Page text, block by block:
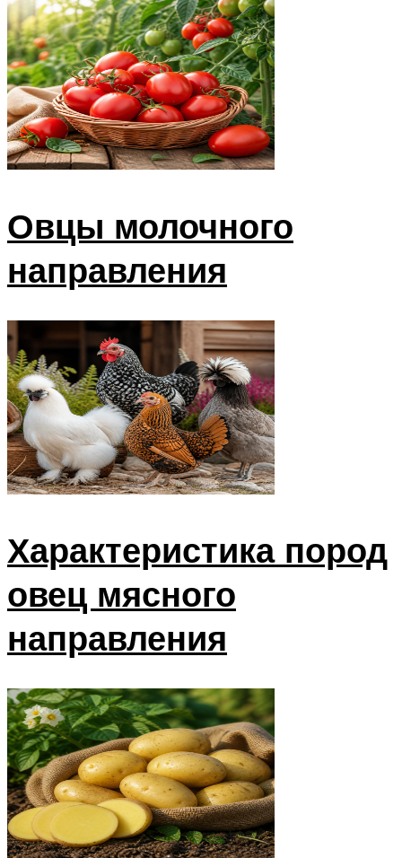
Овцы молочного
направления
Характеристика пород
овец мясного
направления